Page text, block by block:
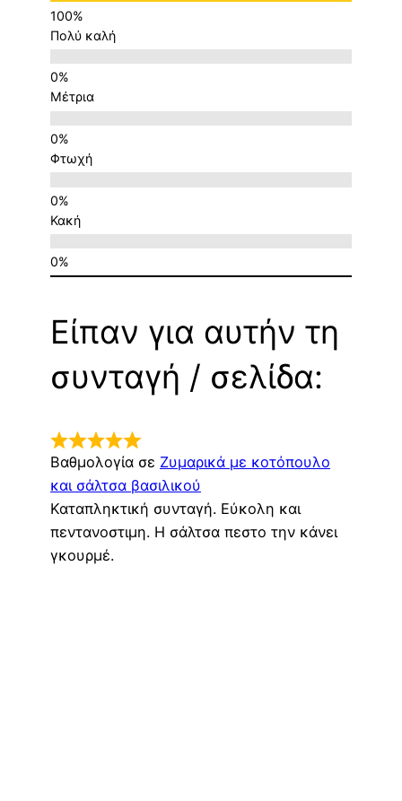
Πολύ καλή
Μέτρια
Φτωχή
Κακή
Είπαν για αυτήν τη
συνταγή / σελίδα:
Βαθμολογία σε Ζυμαρικά με κοτόπουλο
και σάλτσα βασιλικού
Καταπληκτική συνταγή. Εύκολη και
πεντανοστιμη. Η σάλτσα πεστο την κάνει
γκουρμέ.